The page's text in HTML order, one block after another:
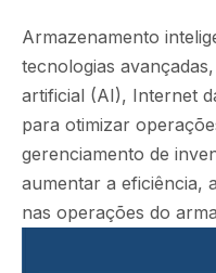
Armazenamento
tecnologias
artificial (AI), Internet
para otimizar
gerenciamento de
aumentar a eficiência,
nas operações do